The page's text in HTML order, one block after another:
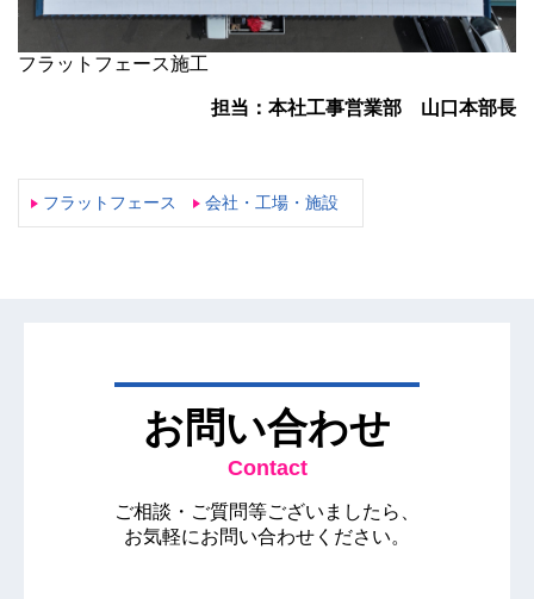
フラットフェース施工
担当：本社工事営業部 山口本部長
フラットフェース 会社・工場・施設
お問い合わせ
Contact
ご相談・ご質問等ございましたら、
お気軽にお問い合わせください。